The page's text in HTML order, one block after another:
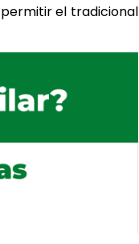
el tradicional